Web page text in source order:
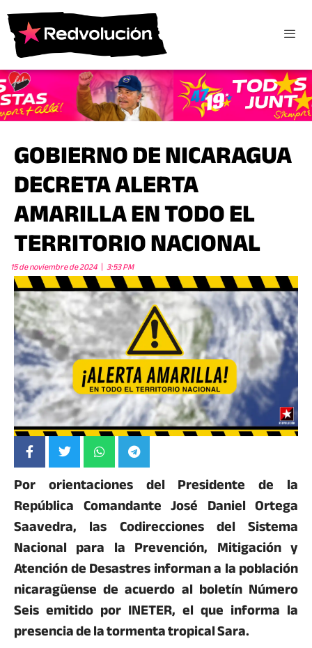
GOBIERNO DE NICARAGUA
DECRETA ALERTA
AMARILLA EN TODO EL
TERRITORIO NACIONAL
15 de noviembre de 2024 3:53 PM
Por orientaciones del Presidente de la
República Comandante José Daniel Ortega
Saavedra, las Codirecciones del Sistema
Nacional para la Prevención, Mitigación y
Atención de Desastres informan a la población
nicaragüense de acuerdo al boletín Número
Seis emitido por INETER, el que informa la
presencia de la tormenta tropical Sara.